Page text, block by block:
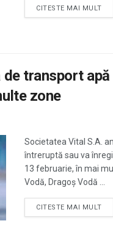
CITESTE MAI MULT
transport
zone
Societatea Vital S.A.
întreruptă sau va
13 februarie, în mai
Vodă, Dragoș Vodă ...
CITESTE MAI MULT